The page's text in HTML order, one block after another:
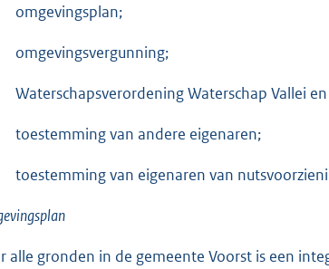
omgevingsplan;
omgevingsvergunning;
Waterschapsverordening Waterschap Vallei
toestemming van andere eigenaren;
toestemming van eigenaren van
alle gronden in de gemeente Voorst is een